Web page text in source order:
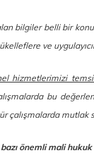
bilgiler belli bir
ve
hizmetlerimizi
bu
çalışmalarda mutlak
önemli mali